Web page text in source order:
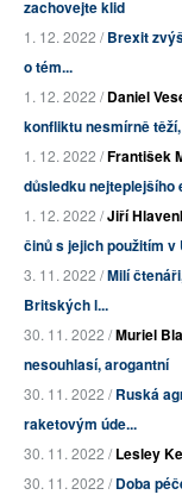
zachovejte klid
1. 12. 2022 /Brexit
o tém...
1. 12. 2022 /Daniel
konfliktu nesmírně
1. 12. 2022 /František
důsledku nejteplejšího
1. 12. 2022 /Jiří
činů s jejich použitím v
3. 11. 2022 /Milí
Britských l...
30. 11. 2022 /Muriel
nesouhlasí, arogantní
30. 11. 2022 /Ruská
raketovým úde...
30. 11. 2022 /Lesley
30. 11. 2022 /Doba